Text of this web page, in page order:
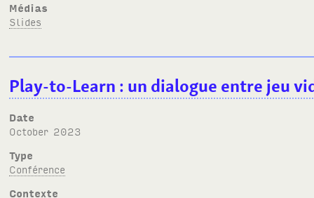
Médias
Slides
Play-to-Learn : un dialogue entre jeu
Date
October 2023
Type
Conférence
Contexte